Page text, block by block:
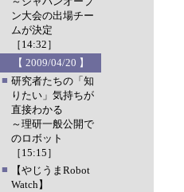
ン大会の出場チー
ムが決定
［14:32］
【 2009/04/20 】
■ 研究者たちの「知
りたい」気持ちが
直接わかる
～理研一般公開で
のロボット
［15:15］
■
【やじうまRobot
Watch】